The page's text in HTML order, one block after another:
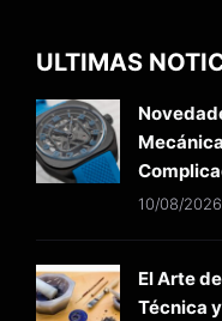
ULTIMAS
10/08/2026
El Arte
Técnica